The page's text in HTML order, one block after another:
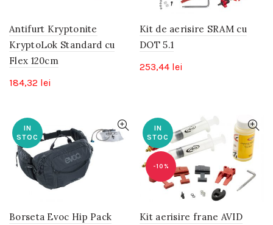
Antifurt Kryptonite
KryptoLok Standard cu
Flex 120cm
184,32 lei
Kit de aerisire SRAM cu
DOT 5.1
253,44 lei
IN
STOC
Borseta Evoc Hip Pack
-10%
IN
STOC
Kit aerisire frane AVID